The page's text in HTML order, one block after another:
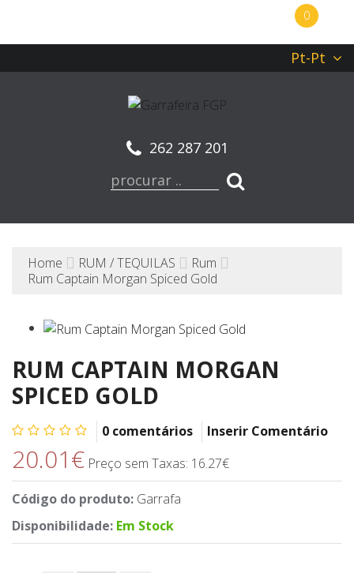
0
Pt-Pt
262 287 201
Home RUM / TEQUILAS
Rum
Rum Captain Morgan Spiced Gold
RUM CAPTAIN MORGAN
SPICED GOLD
0 comentários Inserir Comentário
20.01€ Preço sem Taxas: 16.27€
Código do produto: Garrafa
Disponibilidade: Em Stock